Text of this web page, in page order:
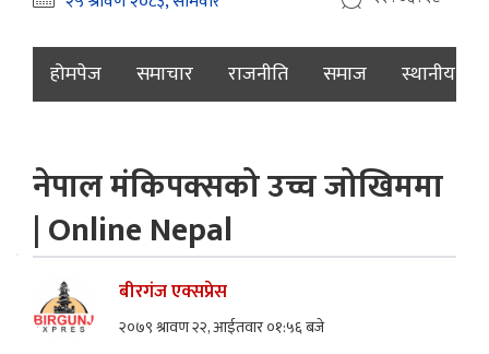
होमपेज समाचार राजनीति समाज स्थानीय
नेपाल मंकिपक्सको उच्च जोखिममा
| Online Nepal
बीरगंज एक्सप्रेस
२०७९ श्रावण २२, आईतवार ०१:५६ बजे